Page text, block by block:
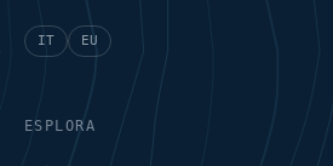
IT EU
ESPLORA